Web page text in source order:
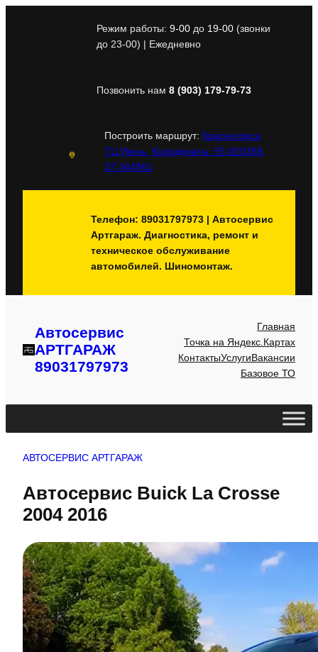
Режим работы: 9-00 до 19-00 (звонки
до 23-00) | Ежедневно
Позвонить нам 8 (903) 179-79-73
Построить маршрут: Красногорск,
ТЦ Июнь, Координаты: 55.820288,
37.344961
Телефон: 89031797973 | Автосервис
Артгараж. Диагностика, ремонт и
техническое обслуживание
автомобилей. Шиномонтаж.
Автосервис
АРТГАРАЖ
89031797973
Главная
Точка на Яндекс.Картах
КонтактыУслугиВакансии
Базовое ТО
АВТОСЕРВИС АРТГАРАЖ
Автосервис Buick La Crosse
2004 2016